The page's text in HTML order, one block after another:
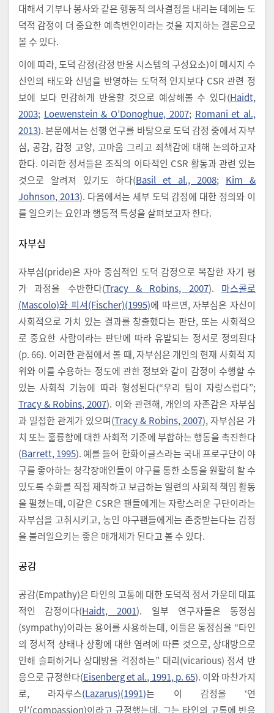
대해서 기부나 봉사와 같은 행동적 의사결정을 내리는 데에는 도
덕적 감정이 더 중요한 예측변인이라는 것을 지지하는 결론으로
볼 수 있다.
이에 따라, 도덕 감정(감정 반응 시스템의 구성요소)이 메시지 수
신인의 태도와 신념을 반영하는 도덕적 인지보다 CSR 관련 정
보에 보다 민감하게 반응할 것으로 예상해볼 수 있다(Haidt,
2003; Loewenstein & O’Donoghue, 2007; Romani et al.,
2013). 본문에서는 선행 연구를 바탕으로 도덕 감정 중에서 자부
심, 공감, 감정 고양, 고마움 그리고 죄책감에 대해 논의하고자
한다. 이러한 정서들은 조직의 이타적인 CSR 활동과 관련 있는
것으로 알려져 있기도 하다(Basil et al., 2008; Kim &
Johnson, 2013). 다음에서는 세부 도덕 감정에 대한 정의와 이
를 일으키는 요인과 행동적 특성을 살펴보고자 한다.
자부심
자부심(pride)은 자아 중심적인 도덕 감정으로 복잡한 자기 평
가 과정을 수반한다(Tracy & Robins, 2007). 마스콜로
(Mascolo)와 피셔(Fischer)(1995)에 따르면, 자부심은 자신이
사회적으로 가치 있는 결과를 창출했다는 판단, 또는 사회적으
로 중요한 사람이라는 판단에 따라 유발되는 정서로 정의된다
(p. 66). 이러한 관점에서 볼 때, 자부심은 개인의 현재 사회적 지
위와 이를 수용하는 정도에 관한 정보와 같이 감정이 수행할 수
있는 사회적 기능에 따라 형성된다(“우리 팀이 자랑스럽다”;
Tracy & Robins, 2007). 이와 관련해, 개인의 자존감은 자부심
과 밀접한 관계가 있으며(Tracy & Robins, 2007), 자부심은 가
치 또는 훌륭함에 대한 사회적 기준에 부합하는 행동을 촉진한다
(Barrett, 1995). 예를 들어 한화이글스라는 국내 프로구단이 야
구를 좋아하는 청각장애인들이 야구를 통한 소통을 원활히 할 수
있도록 수화를 직접 제작하고 보급하는 일련의 사회적 책임 활동
을 펼쳤는데, 이같은 CSR은 팬들에게는 자랑스러운 구단이라는
자부심을 고취시키고, 농인 야구팬들에게는 존중받는다는 감정
을 불러일으키는 좋은 매개체가 된다고 볼 수 있다.
공감
공감(Empathy)은 타인의 고통에 대한 도덕적 정서 가운데 대표
적인 감정이다(Haidt, 2001). 일부 연구자들은 동정심
(sympathy)이라는 용어를 사용하는데, 이들은 동정심을 “타인
의 정서적 상태나 상황에 대한 염려에 따른 것으로, 상대방으로
인해 슬퍼하거나 상대방을 걱정하는” 대리(vicarious) 정서 반
응으로 규정한다(Eisenberg et al., 1991, p. 65). 이와 마찬가지
로, 라자루스(Lazarus)(1991)는 이 감정을 ‘연
민’(compassion)이라고 규정했는데, 그는 타인의 고통에 반응